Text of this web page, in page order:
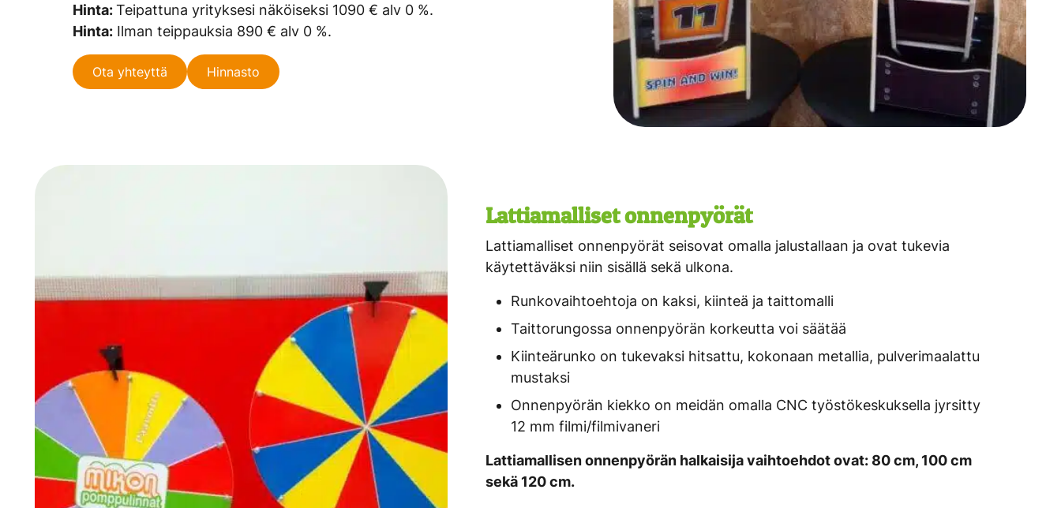
Hinta:Teipattuna yrityksesi näköiseksi 1090 € alv 0 %.
Hinta: Ilman teippauksia 890 € alv 0 %.
Ota yhteyttä Hinnasto
Lattiamalliset onnenpyörät
Lattiamalliset onnenpyörät seisovat omalla jalustallaan ja ovat tukevia
käytettäväksi niin sisällä sekä ulkona.
Runkovaihtoehtoja on kaksi, kiinteä ja taittomalli
Taittorungossa onnenpyörän korkeutta voi säätää
Kiinteärunko on tukevaksi hitsattu, kokonaan metallia, pulverimaalattu
mustaksi
Onnenpyörän kiekko on meidän omalla CNC työstökeskuksella jyrsitty
12 mm filmi/filmivaneri
Lattiamallisen onnenpyörän halkaisija vaihtoehdot ovat: 80 cm, 100 cm
sekä 120 cm.